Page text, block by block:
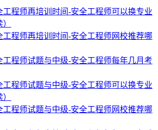
工程师再培训时间-安全工程师可以换专业
工程师再培训时间-安全工程师网校推荐哪
工程师试题与中级-安全工程师每年几月考
工程师试题与中级-安全工程师可以换专业
工程师试题与中级-安全工程师网校推荐哪